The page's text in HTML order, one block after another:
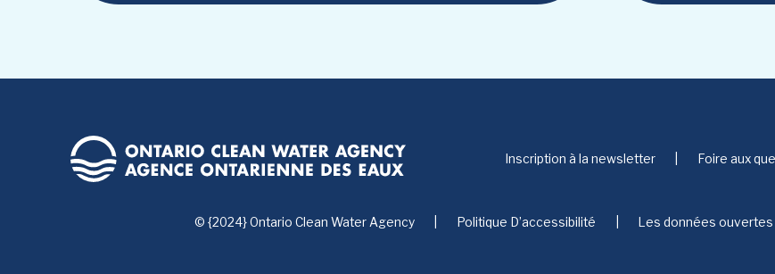
Inscription à la newsletter Foire aux
© {2024} Ontario Clean Water Agency Politique D’accessibilité Les données ouvertes